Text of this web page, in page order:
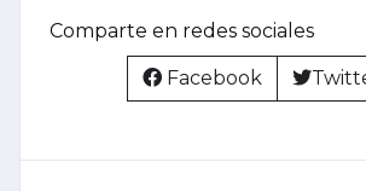
Comparte en redes sociales
Facebook